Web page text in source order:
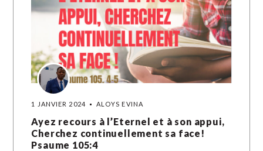
1 JANVIER 2024 ALOYS EVINA
Ayez recours à l’Eternel et à son appui,
Cherchez continuellement sa face!
Psaume 105:4